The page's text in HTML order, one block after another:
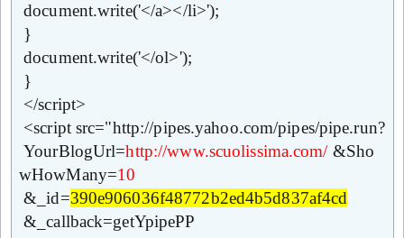
document.write('</a></li>');
}
document.write('</ol>');
}
</script>
<script src="http://pipes.yahoo.com/pipes/pipe.run?
YourBlogUrl=http://www.scuolissima.com/&Sho
wHowMany=10
&_id=390e906036f48772b2ed4b5d837af4cd
&_callback=getYpipePP